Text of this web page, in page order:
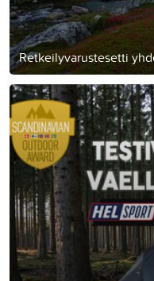
Retkeilyvarustesetti